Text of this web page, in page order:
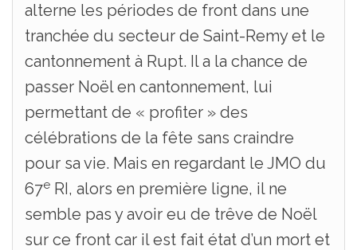
alterne les périodes de front dans une
tranchée du secteur de Saint-Remy et le
cantonnement à Rupt. Il a la chance de
passer Noël en cantonnement, lui
permettant de « profiter » des
célébrations de la fête sans craindre
pour sa vie. Mais en regardant le JMO du
67e RI, alors en première ligne, il ne
semble pas y avoir eu de trêve de Noël
sur ce front car il est fait état d’un mort et